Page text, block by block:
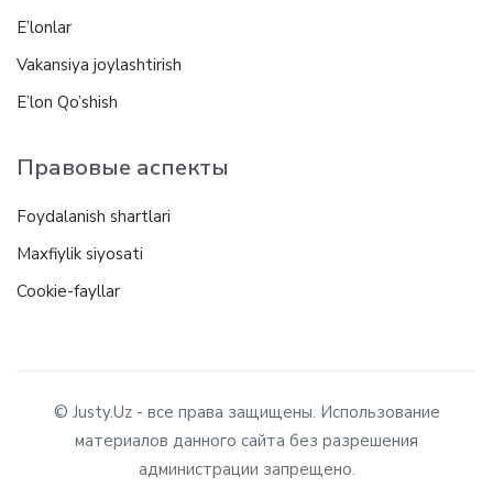
E’lonlar
Vakansiya joylashtirish
E’lon Qo’shish
Правовые аспекты
Foydalanish shartlari
Maxfiylik siyosati
Cookie-fayllar
© Justy.Uz - все права защищены. Использование
материалов данного сайта без разрешения
администрации запрещено.